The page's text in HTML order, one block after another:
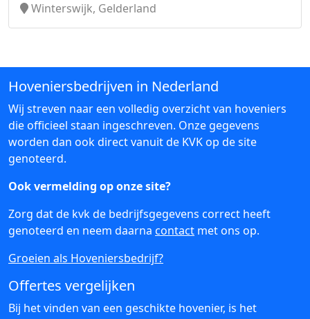
Winterswijk, Gelderland
Hoveniersbedrijven in Nederland
Wij streven naar een volledig overzicht van hoveniers
die officieel staan ingeschreven. Onze gegevens
worden dan ook direct vanuit de KVK op de site
genoteerd.
Ook vermelding op onze site?
Zorg dat de kvk de bedrijfsgegevens correct heeft
genoteerd en neem daarna contact met ons op.
Groeien als Hoveniersbedrijf?
Offertes vergelijken
Bij het vinden van een geschikte hovenier, is het